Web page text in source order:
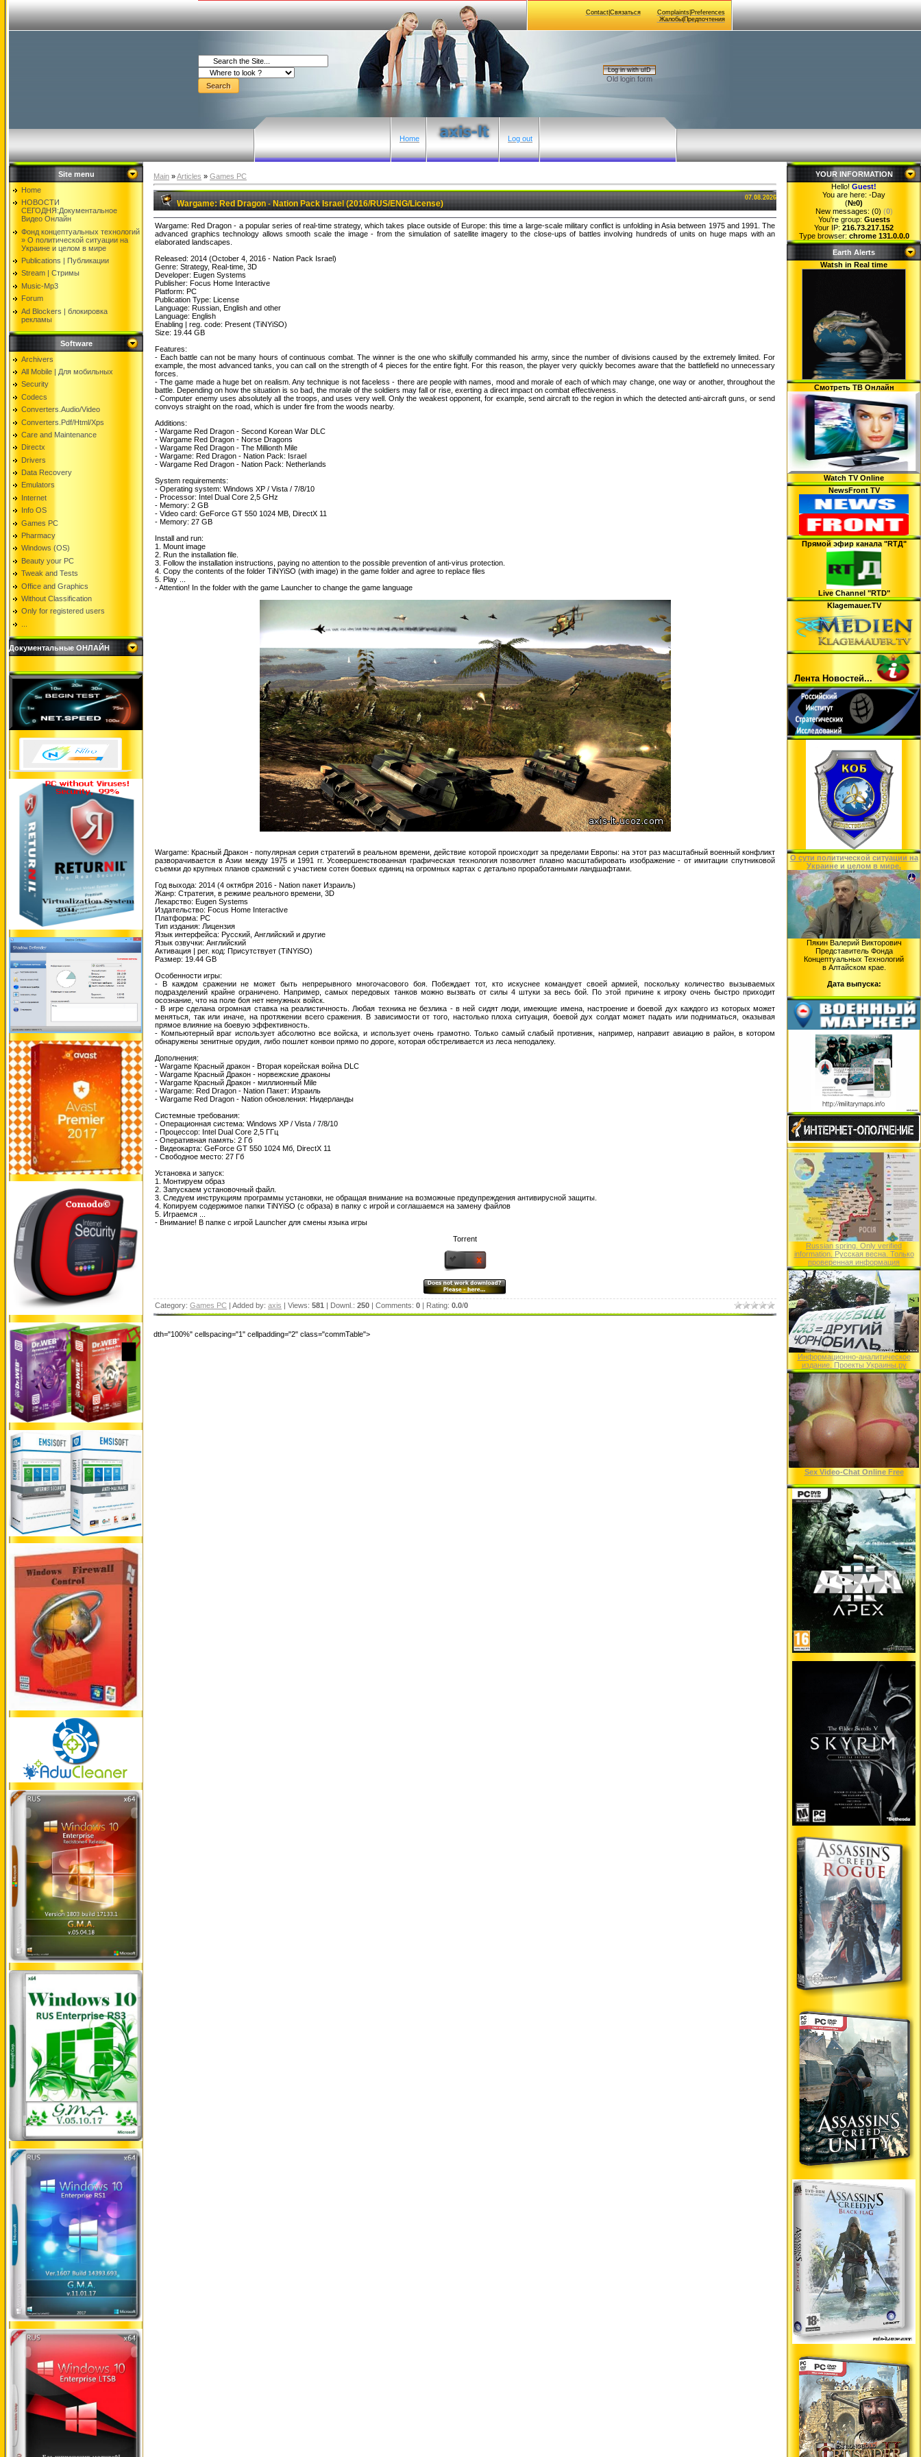
Contact|Связаться
Complaints|Preferences
Жалобы|Предпочтения
Log in with uID
Old login form
Home Log out
Site menu
Home
НОВОСТИ
СЕГОДНЯ:Документальнoе
Видео Oнлайн
Фонд концептуальных технологий
» O политической ситуации на
Украине и целом в мире
Publications | Публикации
Stream | Стримы
Music-Mp3
Forum
Ad Blockers | блокировкa
рекламы
Software
Archivers
All Mobile | Для мобильных
Security
Codecs
Converters.Audio/Video
Converters.Pdf/Html/Xps
Care and Maintenance
Directx
Drivers
Data Recovery
Emulators
Internet
Info OS
Games PC
Pharmacy
Windows (OS)
Beauty your PC
Tweak and Tests
Office and Graphics
Without Classification
Only for registered users
Документальные ОНЛАЙН
Main »Articles » Games PC
07.08.2026
Wargame: Red Dragon - Nation Pack Israel (2016/RUS/ENG/License)
Wargame: Red Dragon - a popular series of real-time strategy, which takes place outside of Europe: this time a large-scale military conflict is unfolding in Asia between 1975 and 1991. The
advanced graphics technology allows smooth scale the image - from the simulation of satellite imagery to the close-ups of battles involving hundreds of units on huge maps with an
elaborated landscapes.
Released: 2014 (October 4, 2016 - Nation Pack Israel)
Genre: Strategy, Real-time, 3D
Developer: Eugen Systems
Publisher: Focus Home Interactive
Platform: PC
Publication Type: License
Language: Russian, English and other
Language: English
Enabling | reg. code: Present (TiNYiSO)
Size: 19.44 GB
Features:
- Each battle can not be many hours of continuous combat. The winner is the one who skilfully commanded his army, since the number of divisions caused by the extremely limited. For
example, the most advanced tanks, you can call on the strength of 4 pieces for the entire fight. For this reason, the player very quickly becomes aware that the battlefield no unnecessary
forces.
- The game made a huge bet on realism. Any technique is not faceless - there are people with names, mood and morale of each of which may change, one way or another, throughout the
battle. Depending on how the situation is so bad, the morale of the soldiers may fall or rise, exerting a direct impact on combat effectiveness.
- Computer enemy uses absolutely all the troops, and uses very well. Only the weakest opponent, for example, send aircraft to the region in which the detected anti-aircraft guns, or send
convoys straight on the road, which is under fire from the woods nearby.
Additions:
- Wargame Red Dragon - Second Korean War DLC
- Wargame Red Dragon - Norse Dragons
- Wargame Red Dragon - The Millionth Mile
- Wargame: Red Dragon - Nation Pack: Israel
- Wargame Red Dragon - Nation Pack: Netherlands
System requirements:
- Operating system: Windows XP / Vista / 7/8/10
- Processor: Intel Dual Core 2,5 GHz
- Memory: 2 GB
- Video card: GeForce GT 550 1024 MB, DirectX 11
- Memory: 27 GB
Install and run:
1. Mount image
2. Run the installation file.
3. Follow the installation instructions, paying no attention to the possible prevention of anti-virus protection.
4. Copy the contents of the folder TiNYiSO (with image) in the game folder and agree to replace files
5. Play ...
- Attention! In the folder with the game Launcher to change the game language
Wargame: Красный Дракон - популярная серия стратегий в реальном времени, действие которой происходит за пределами Европы: на этот раз масштабный военный конфликт
разворачивается в Азии между 1975 и 1991 гг. Усовершенствованная графическая технология позволяет плавно масштабировать изображение - от имитации спутниковой
съемки до крупных планов сражений с участием сотен боевых единиц на огромных картах с детально проработанными ландшафтами.
Год выхода: 2014 (4 октября 2016 - Nation пакет Израиль)
Жанр: Стратегия, в режиме реального времени, 3D
Лекарство: Eugen Systems
Издательство: Focus Home Interactive
Платформа: PC
Тип издания: Лицензия
Язык интерфейса: Русский, Английский и другие
Язык озвучки: Английский
Активация | рег. код: Присутствует (TiNYiSO)
Размер: 19.44 GB
Особенности игры:
- В каждом сражении не может быть непрерывного многочасового боя. Побеждает тот, кто искуснее командует своей армией, поскольку количество вызываемых
подразделений крайне ограничено. Например, самых передовых танков можно вызвать от силы 4 штуки за весь бой. По этой причине к игроку очень быстро приходит
осознание, что на поле боя нет ненужных войск.
- В игре сделана огромная ставка на реалистичность. Любая техника не безлика - в ней сидят люди, имеющие имена, настроение и боевой дух каждого из которых может
меняться, так или иначе, на протяжении всего сражения. В зависимости от того, настолько плоха ситуация, боевой дух солдат может падать или подниматься, оказывая
прямое влияние на боевую эффективность.
- Компьютерный враг использует абсолютно все войска, и использует очень грамотно. Только самый слабый противник, например, направит авиацию в район, в котором
обнаружены зенитные орудия, либо пошлет конвои прямо по дороге, которая обстреливается из леса неподалеку.
Дополнения:
- Wargame Красный дракон - Вторая корейская война DLC
- Wargame Красный Дракон - норвежские драконы
- Wargame Красный Дракон - миллионный Mile
- Wargame: Red Dragon - Nation Пакет: Израиль
- Wargame Red Dragon - Nation обновления: Нидерланды
Системные требования:
- Операционная система: Windows XP / Vista / 7/8/10
- Процессор: Intel Dual Core 2,5 ГГц
- Оперативная память: 2 Гб
- Видеокарта: GeForce GT 550 1024 Мб, DirectX 11
- Свободное место: 27 Гб
Установка и запуск:
1. Монтируем образ
2. Запускаем установочный файл.
3. Следуем инструкциям программы установки, не обращая внимание на возможные предупреждения антивирусной защиты.
4. Копируем содержимое папки TiNYiSO (с образа) в папку с игрой и соглашаемся на замену файлов
5. Играемся ...
- Внимание! В папке с игрой Launcher для смены языка игры
Torrent
Category: Games PC | Added by: axis | Views: 581 | Downl.: 250 | Comments: 0 | Rating: 0.0/0
dth="100%" cellspacing="1" cellpadding="2" class="commTable">
YOUR INFORMATION
Hello! Guest!
You are here: -Day
(№0)
New messages: (0) (0)
You're group: Guests
Your IP: 216.73.217.152
Type browser: chrome 131.0.0.0
Earth Alerts
Watsh in Real time
Смотреть ТВ Онлайн
Watch TV Online
NewsFront TV
Прямой эфир канала "RTД"
Live Channel "RTD"
Klagemauer.TV
Лента Hовостей...
O сути политической ситуации на
Украине и целом в мире.
Пякин Валерий Викторович
Представитель Фонда
Концептуальных Технологий
в Алтайском крае.
Дата выпуска:
Russian spring. Only verified
information. Русская весна. Только
проверенная информация
Информационно-аналитическое
издание. Проекты Украины.ру
Sex Video-Chat Online Free